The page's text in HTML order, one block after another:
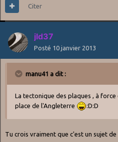
Citer
jld37
Posté 10 janvier 2013
manu41 a dit :
La tectonique des plaques , à
place de l'Angleterre
:D:D
Tu crois vraiment que c'est un sujet de